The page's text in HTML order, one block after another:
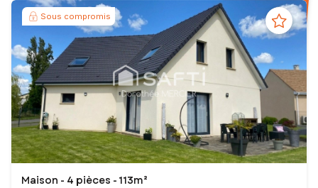
Sous compromis
Maison - 4 pièces - 113m²